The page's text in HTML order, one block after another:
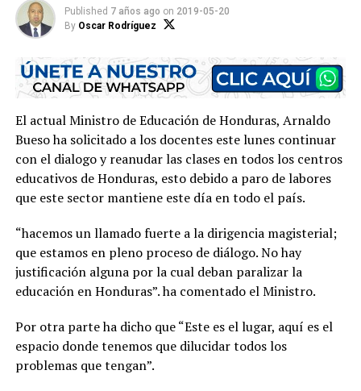
Published 7 años ago on 2019-05-20
By Oscar Rodríguez
El actual Ministro de Educación de Honduras, Arnaldo
Bueso ha solicitado a los docentes este lunes continuar
con el dialogo y reanudar las clases en todos los centros
educativos de Honduras, esto debido a paro de labores
que este sector mantiene este día en todo el país.
“hacemos un llamado fuerte a la dirigencia magisterial;
que estamos en pleno proceso de diálogo. No hay
justificación alguna por la cual deban paralizar la
educación en Honduras”. ha comentado el Ministro.
Por otra parte ha dicho que “Este es el lugar, aquí es el
espacio donde tenemos que dilucidar todos los
problemas que tengan”.